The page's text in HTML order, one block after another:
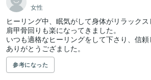
女性
ヒーリング中、眠気がして身体がリラックス
肩甲骨回りも楽になってきました。
いつも適格なヒーリングをして下さり、信頼
ありがとうござました。
参考になった